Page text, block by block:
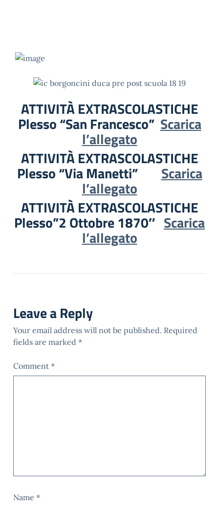
ATTIVITÀ EXTRASCOLASTICHE
Plesso “San Francesco” Scarica
l’allegato
ATTIVITÀ EXTRASCOLASTICHE
Plesso “Via Manetti” Scarica
l’allegato
ATTIVITÀ EXTRASCOLASTICHE
Plesso”2 Ottobre 1870″ Scarica
l’allegato
Leave a Reply
Your email address will not be published. Required
fields are marked *
Comment *
Name *